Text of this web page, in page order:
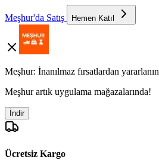
Meşhur'da Satış Hemen Katıl
Meşhur: İnanılmaz fırsatlardan yararlanın
Meşhur artık uygulama mağazalarında!
İndir
Ücretsiz Kargo